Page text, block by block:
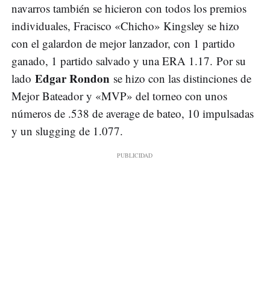
navarros también se hicieron con todos los premios
individuales, Fracisco «Chicho» Kingsley se hizo
con el galardon de mejor lanzador, con 1 partido
ganado, 1 partido salvado y una ERA 1.17. Por su
lado Edgar Rondon se hizo con las distinciones de
Mejor Bateador y «MVP» del torneo con unos
números de .538 de average de bateo, 10 impulsadas
y un slugging de 1.077.